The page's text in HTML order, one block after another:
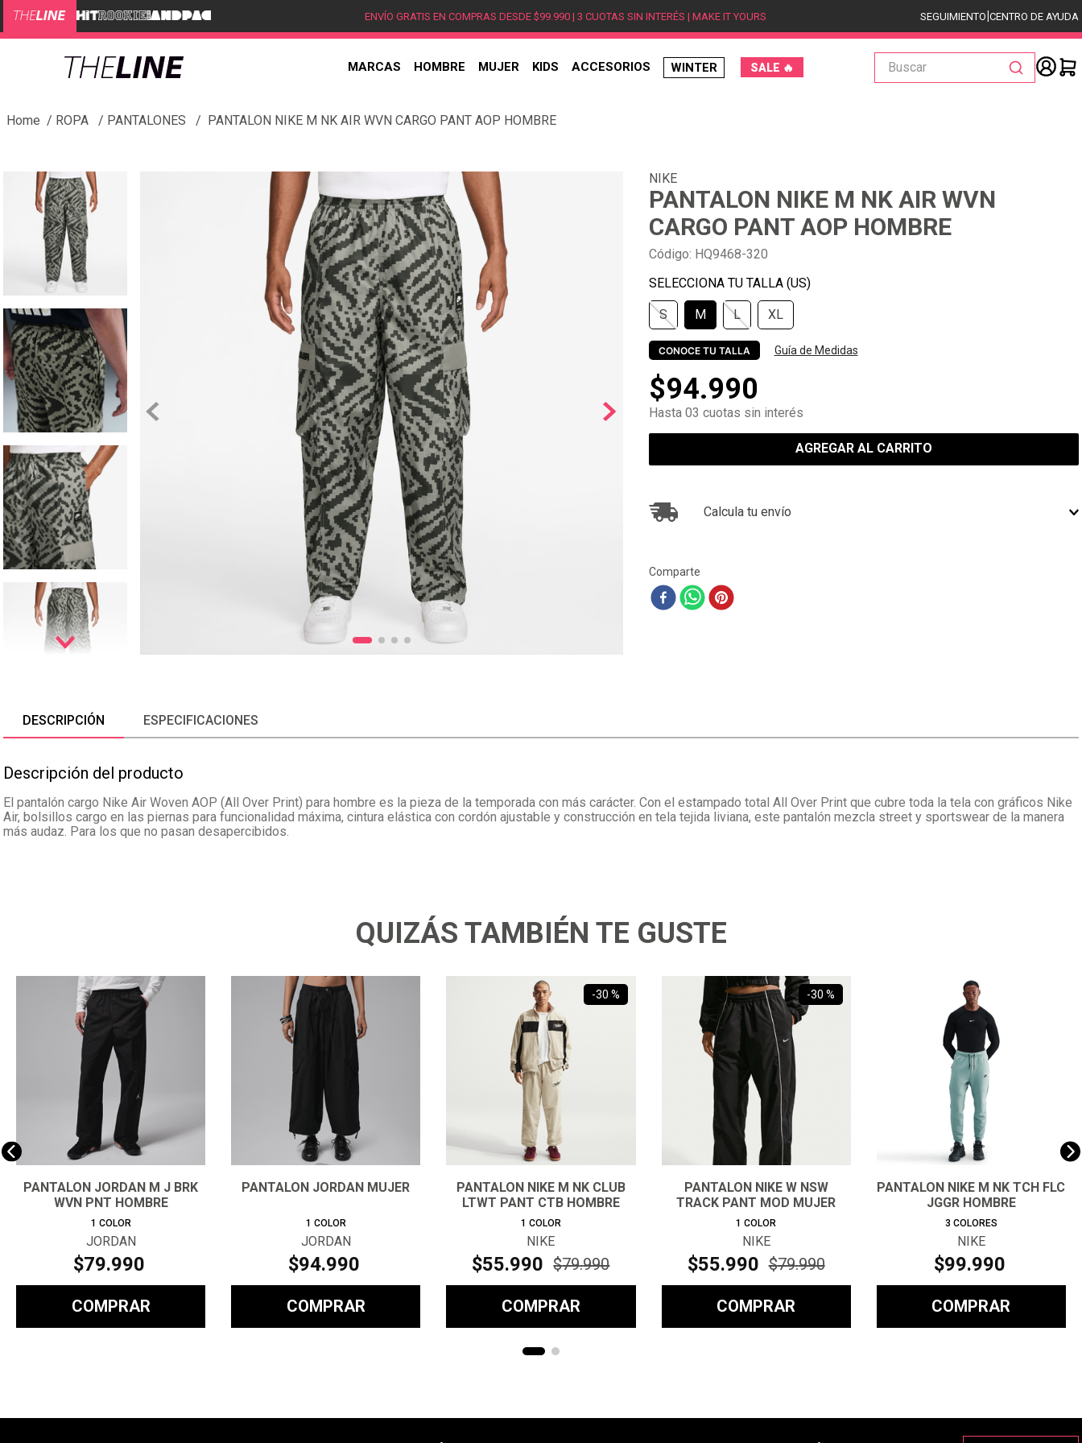
ENVÍO GRATIS EN COMPRAS DESDE $99.990 | 3 CUOTAS SIN INTERÉS | MAKE IT YOURS SEGUIMIENTO|CENTRO DE AYUDA
MARCAS HOMBRE MUJER KIDS ACCESORIOS WINTER SALE 🔥
Buscar
ROPA PANTALONES PANTALON NIKE M NK AIR WVN CARGO PANT AOP HOMBRE
NIKE
PANTALON NIKE M NK AIR WVN
CARGO PANT AOP HOMBRE
Código: HQ9468-320
S M L XL
CONOCE TU TALLA Guía de Medidas
$94.990
Hasta 03 cuotas sin interés
AGREGAR AL CARRITO
Calcula tu envío
Comparte
DESCRIPCIÓN ESPECIFICACIONES
Descripción del producto
El pantalón cargo Nike Air Woven AOP (All Over Print) para hombre es la pieza de la temporada con más carácter. Con el estampado total All Over Print que cubre toda la tela con gráficos Nike
Air, bolsillos cargo en las piernas para funcionalidad máxima, cintura elástica con cordón ajustable y construcción en tela tejida liviana, este pantalón mezcla street y sportswear de la manera
más audaz. Para los que no pasan desapercibidos.
QUIZÁS TAMBIÉN TE GUSTE
PANTALON JORDAN M J BRK
WVN PNT HOMBRE
1 COLOR
JORDAN
$79.990
COMPRAR
PANTALON JORDAN MUJER
1 COLOR
JORDAN
$94.990
COMPRAR
-30 %
PANTALON NIKE M NK CLUB
LTWT PANT CTB HOMBRE
1 COLOR
NIKE
$55.990 $79.990
COMPRAR
-30 %
PANTALON NIKE W NSW
TRACK PANT MOD MUJER
1 COLOR
NIKE
$55.990 $79.990
COMPRAR
PANTALON NIKE M NK TCH FLC
JGGR HOMBRE
3 COLORES
NIKE
$99.990
COMPRAR
1.
hombre